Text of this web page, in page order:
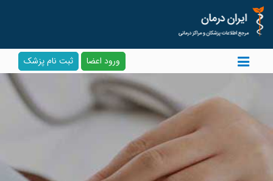
ورود اعضا ثبت نام پزشک